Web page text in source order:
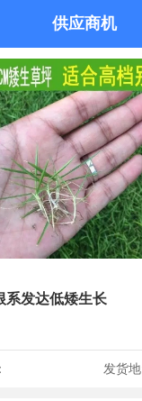
供应商机
系发达低矮生长
发货